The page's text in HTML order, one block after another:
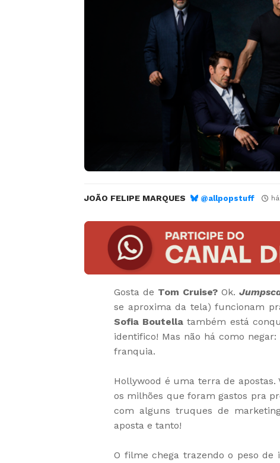
JOÃO FELIPE MARQUES @allpopstuff
Gosta de Tom Cruise?Ok.
se aproxima da tela) funcionam
Sofia Boutella também está
identifico! Mas não há como negar:
franquia.
Hollywood é uma terra de
os milhões que foram gastos pra
com alguns truques de
aposta e tanto!
O filme chega trazendo o peso de